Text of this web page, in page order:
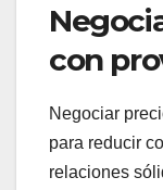
con
Negociar
para reducir
relaciones